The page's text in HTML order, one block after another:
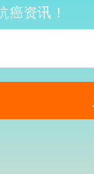
癌资讯！